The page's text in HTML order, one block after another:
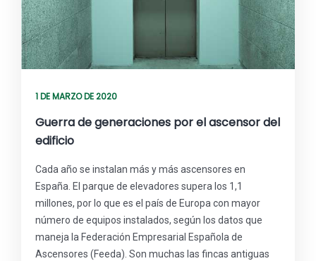
1 DE MARZO DE 2020
Guerra de generaciones por el ascensor del
edificio
Cada año se instalan más y más ascensores en
España. El parque de elevadores supera los 1,1
millones, por lo que es el país de Europa con mayor
número de equipos instalados, según los datos que
maneja la Federación Empresarial Española de
Ascensores (Feeda). Son muchas las fincas antiguas